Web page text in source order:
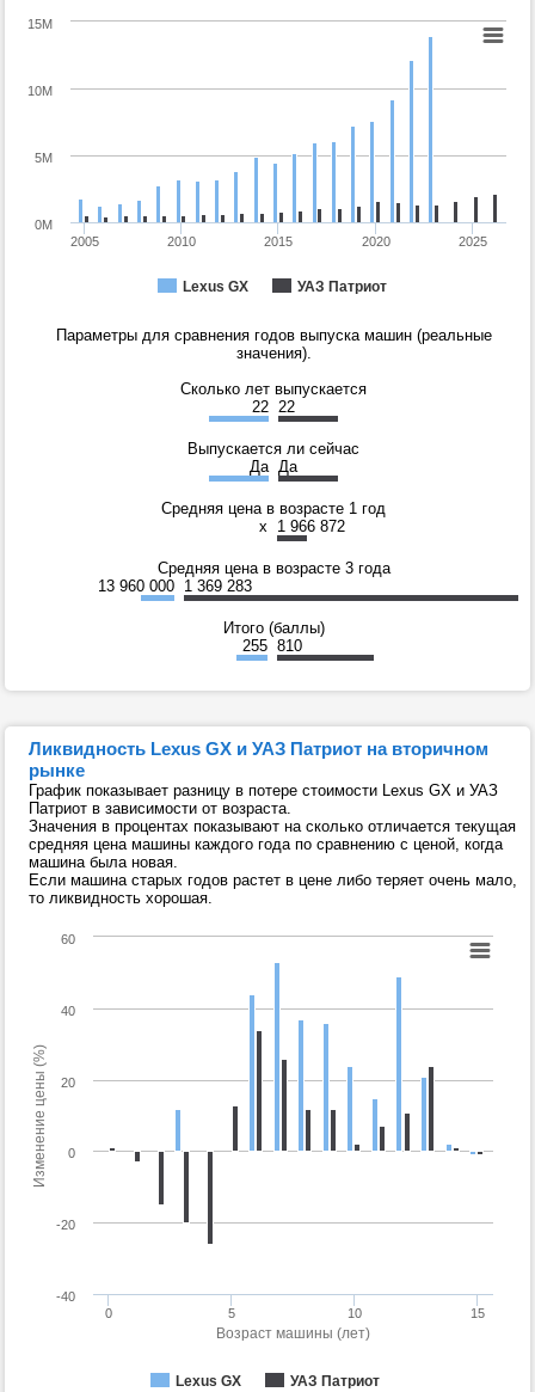
Lexus GX УАЗ Патриот
2005 2010 2015 2020 2025
0M
5M
10M
15M
Параметры для сравнения годов выпуска машин (реальные
значения).
Сколько лет выпускается
22 22
Выпускается ли сейчас
Да Да
Средняя цена в возрасте 1 год
x 1 966 872
Средняя цена в возрасте 3 года
13 960 000 1 369 283
Итого (баллы)
255 810
Ликвидность Lexus GX и УАЗ Патриот на вторичном
рынке
График показывает разницу в потере стоимости Lexus GX и УАЗ
Патриот в зависимости от возраста.
Значения в процентах показывают на сколько отличается текущая
средняя цена машины каждого года по сравнению с ценой, когда
машина была новая.
Если машина старых годов растет в цене либо теряет очень мало,
то ликвидность хорошая.
Возраст машины (лет)
Изменение цены (%)
Lexus GX УАЗ Патриот
0 5 10 15
-40
-20
0
20
40
60